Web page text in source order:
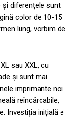
și diferențele sunt
color de 10-15
lung, vorbim de
sau XXL, cu
și sunt mai
imprimante noi
reîncărcabile,
Investiția inițială e